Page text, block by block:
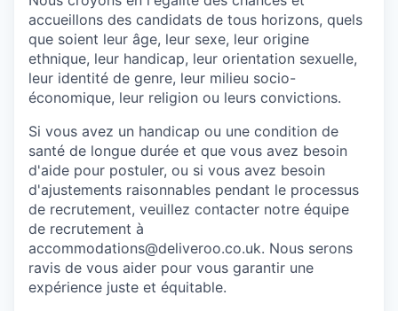
accueillons des candidats de tous horizons, quels
que soient leur âge, leur sexe, leur origine
ethnique, leur handicap, leur orientation sexuelle,
leur identité de genre, leur milieu socio-
économique, leur religion ou leurs convictions.
Si vous avez un handicap ou une condition de
santé de longue durée et que vous avez besoin
d'aide pour postuler, ou si vous avez besoin
d'ajustements raisonnables pendant le processus
de recrutement, veuillez contacter notre équipe
de recrutement à
accommodations@deliveroo.co.uk. Nous serons
ravis de vous aider pour vous garantir une
expérience juste et équitable.